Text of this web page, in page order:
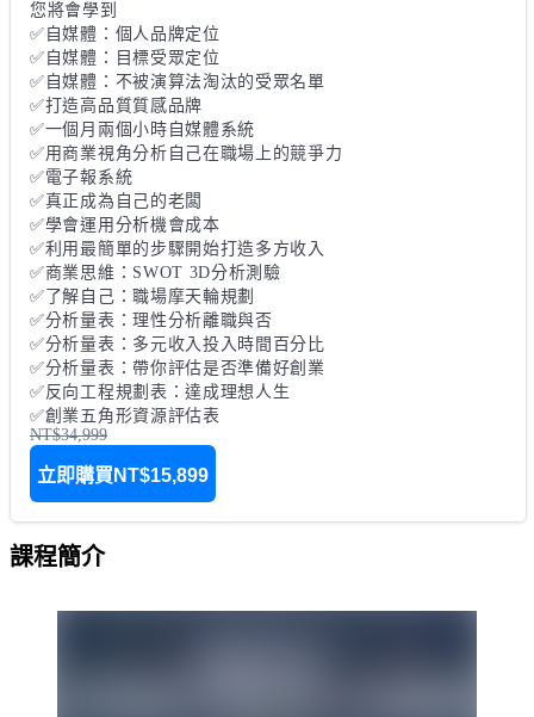
您將會學到
✅自媒體：個人品牌定位
✅自媒體：目標受眾定位
✅自媒體：不被演算法淘汰的受眾名單
✅打造高品質質感品牌
✅一個月兩個小時自媒體系統
✅用商業視角分析自己在職場上的競爭力
✅電子報系統
✅真正成為自己的老闆
✅學會運用分析機會成本
✅利用最簡單的步驟開始打造多方收入
✅商業思維：SWOT 3D分析測驗
✅了解自己：職場摩天輪規劃
✅分析量表：理性分析離職與否
✅分析量表：多元收入投入時間百分比
✅分析量表：帶你評估是否準備好創業
✅反向工程規劃表：達成理想人生
NT$34,999
立即購買 NT$15,899
課程簡介